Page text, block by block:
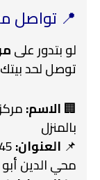
📍 تواصل
لو بتدور على
توصل لحد
🏢الاسم:
بالمنزل
📌 العنوان:
محي الدين أبو